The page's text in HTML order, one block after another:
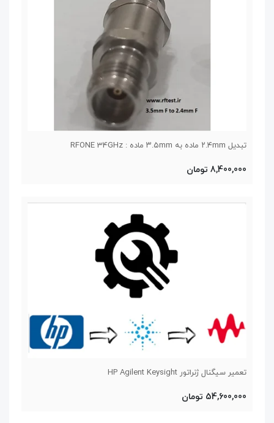
تبدیل ۲.۴mm ماده به ۳.۵mm ماده : RFONE 34GHz
8,400,000 تومان
تعمیر سیگنال ژنراتور HP Agilent Keysight
54,600,000 تومان